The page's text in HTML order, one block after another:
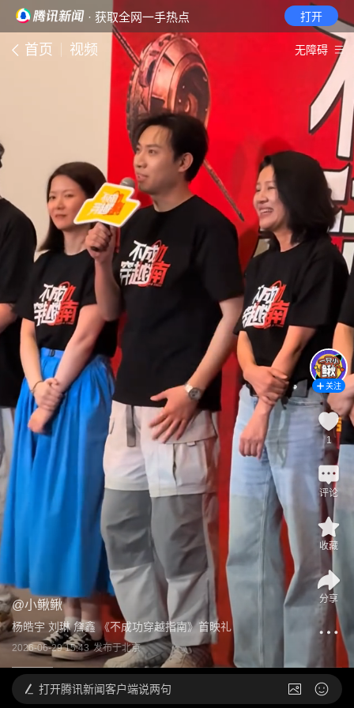
· 获取全网一手热点 打开
首页 视频 无障碍
@小鳅鳅
杨皓宇 刘琳 詹鑫 《不成功穿越指南》首映礼
2026-06-29 15:43 发布于北京
关注
1
评论
收藏
分享
打开腾讯新闻客户端说两句